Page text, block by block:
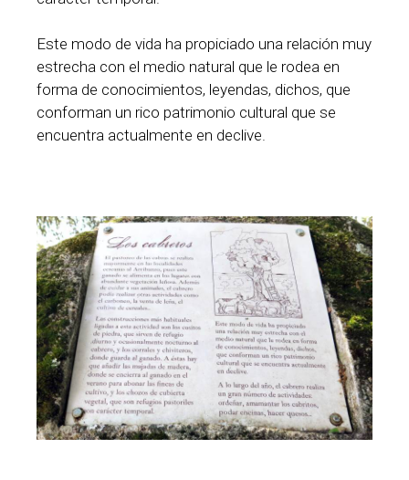
Este modo de vida ha propiciado una relación muy
estrecha con el medio natural que le rodea en
forma de conocimientos, leyendas, dichos, que
conforman un rico patrimonio cultural que se
encuentra actualmente en declive.